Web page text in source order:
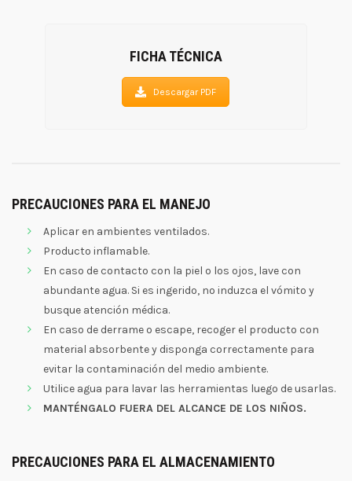
FICHA TÉCNICA
Descargar PDF
PRECAUCIONES PARA EL MANEJO
Aplicar en ambientes ventilados.
Producto inflamable.
En caso de contacto con la piel o los ojos, lave con
abundante agua. Si es ingerido, no induzca el vómito y
busque atención médica.
En caso de derrame o escape, recoger el producto con
material absorbente y disponga correctamente para
evitar la contaminación del medio ambiente.
Utilice agua para lavar las herramientas luego de usarlas.
MANTÉNGALO FUERA DEL ALCANCE DE LOS NIÑOS.
PRECAUCIONES PARA EL ALMACENAMIENTO